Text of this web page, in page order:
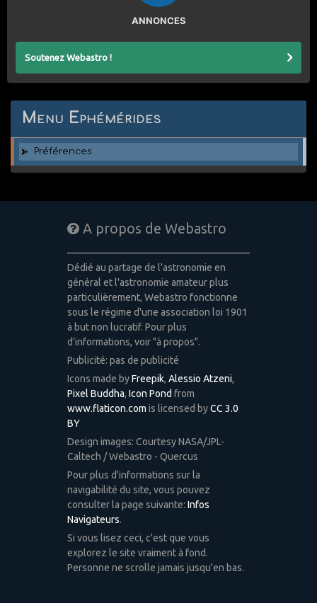
ANNONCES
Soutenez Webastro !
Menu Ephémérides
Préférences
A propos de Webastro
Dédié au partage de l'astronomie en
général et l'astronomie amateur plus
particulièrement, Webastro fonctionne
sous le régime d'une association loi 1901
à but non lucratif. Pour plus
d'informations, voir "à propos".
Publicité: pas de publicité
Icons made byFreepik, Alessio Atzeni,
Pixel Buddha, Icon Pond from
www.flaticon.com is licensed byCC 3.0
BY
Design images: Courtesy NASA/JPL-
Caltech / Webastro - Quercus
Pour plus d'informations sur la
navigabilité du site, vous pouvez
consulter la page suivante: Infos
Navigateurs.
Si vous lisez ceci, c'est que vous
explorez le site vraiment à fond.
Personne ne scrolle jamais jusqu'en bas.